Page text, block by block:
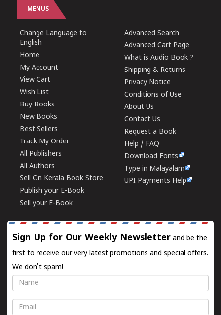
MENUS
Change Language to
English
Home
My Account
View Cart
Wish List
Buy Books
New Books
Best Sellers
Track My Order
All Publishers
All Authors
Sell On Kerala Book Store
Publish your E-Book
Sell your E-Book
Advanced Search
Advanced Cart Page
What is Audio Book ?
Shipping & Returns
Privacy Notice
Conditions of Use
About Us
Contact Us
Request a Book
Help / FAQ
Download Fonts
Type in Malayalam
UPI Payments Help
Sign Up for Our Weekly Newsletter and be the
first to receive our very latest promotions and special offers.
We don't spam!
Name
Email